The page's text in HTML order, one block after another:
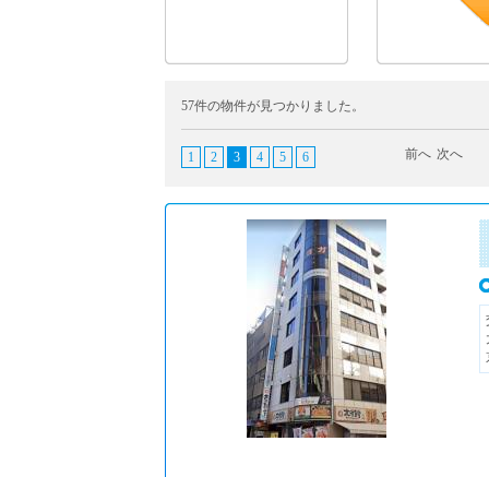
57件の物件が見つかりました。
1 2 3 4 5 6 前へ 次へ